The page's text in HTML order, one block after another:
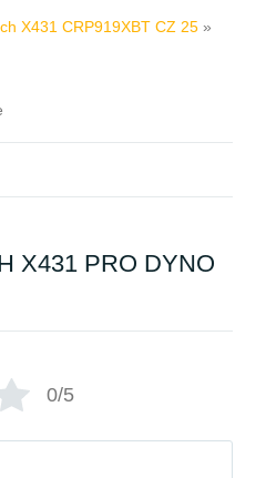
X431 CRP919XBT CZ 25 »
X431 PRO DYNO
0/5